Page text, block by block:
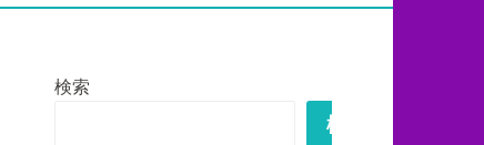
検索
検